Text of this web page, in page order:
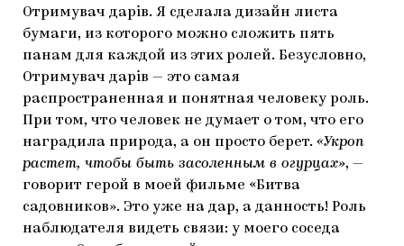
Отримувач дарів. Я сделала дизайн листа
бумаги, из которого можно сложить пять
панам для каждой из этих ролей. Безусловно,
Отримувач дарів — это самая
распространенная и понятная человеку роль.
При том, что человек не думает о том, что его
наградила природа, а он просто берет. «Укроп
растет, чтобы быть засоленным в огурцах», —
говорит герой в моей фильме «Битва
садовников». Это уже на дар, а данность! Роль
наблюдателя видеть связи: у моего соседа